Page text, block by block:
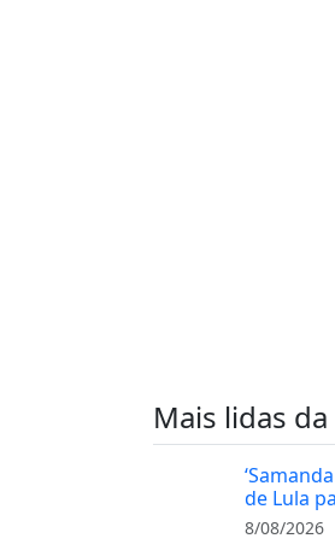
Mais lidas
de Lula
8/08/2026